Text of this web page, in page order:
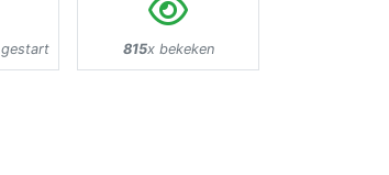
gestart 815x bekeken